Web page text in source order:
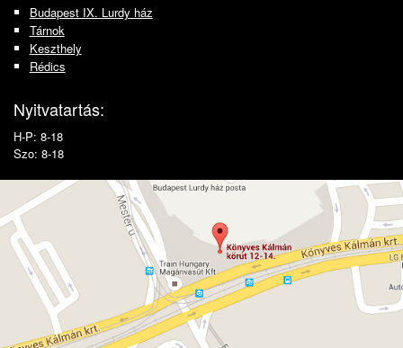
Budapest IX. Lurdy ház
Tárnok
Keszthely
Rédics
Nyitvatartás:
H-P: 8-18
Szo: 8-18